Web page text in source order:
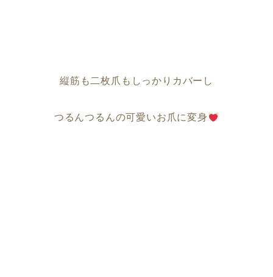
縦筋も二枚爪もしっかりカバーし
つるんつるんの可愛いお爪に変身